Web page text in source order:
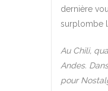
dernière
surplombe
Au Chili,
Andes.
pour